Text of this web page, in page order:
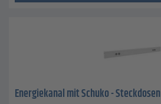
Energiekanal mit Schuko - Steckdosen